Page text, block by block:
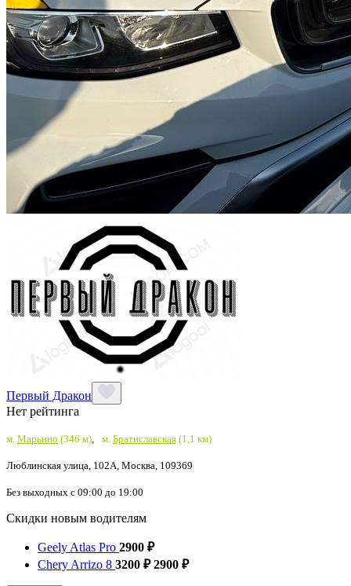
Первый Дракон
Нет рейтинга
м. Марьино (346 м) м. Братиславская(1,1 км)
Люблинская улица, 102А, Москва, 109369
Без выходных с 09:00 до 19:00
Скидки новым водителям
Geely Atlas Pro 2900 ₽
Chery Arrizo 8 3200 ₽ 2900 ₽